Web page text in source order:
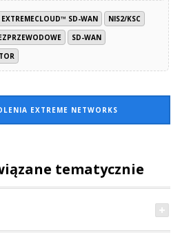
EXTREMECLOUD™ SD-WAN
NIS2/KSC
SD-WAN
EXTREME NETWORKS
tematycznie